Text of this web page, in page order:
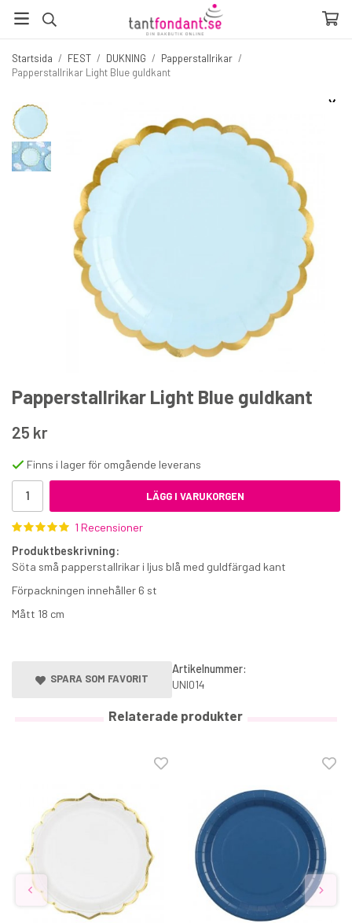
Startsida / FEST / DUKNING / Papperstallrikar /
Papperstallrikar Light Blue guldkant
Fler produkter du inte vill missa
☓
Papperstallrikar Light Blue guldkant
25 kr
Finns i lager för omgående leverans
LÄGG I VARUKORGEN
1 Recensioner
Produktbeskrivning:
Söta små papperstallrikar i ljus blå med guldfärgad kant
Förpackningen innehåller 6 st
Mått 18 cm
SPARA SOM FAVORIT
Artikelnummer:
UNI014
Relaterade produkter